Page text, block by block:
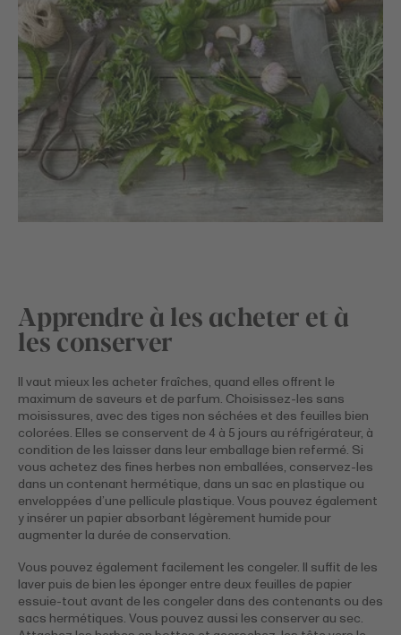
Apprendre à les acheter et à
les conserver
Il vaut mieux les acheter fraîches, quand elles offrent le
maximum de saveurs et de parfum. Choisissez-les sans
moisissures, avec des tiges non séchées et des feuilles bien
colorées. Elles se conservent de 4 à 5 jours au réfrigérateur, à
condition de les laisser dans leur emballage bien refermé. Si
vous achetez des fines herbes non emballées, conservez-les
dans un contenant hermétique, dans un sac en plastique ou
enveloppées d’une pellicule plastique. Vous pouvez également
y insérer un papier absorbant légèrement humide pour
augmenter la durée de conservation.
Vous pouvez également facilement les congeler. Il suffit de les
laver puis de bien les éponger entre deux feuilles de papier
essuie-tout avant de les congeler dans des contenants ou des
sacs hermétiques. Vous pouvez aussi les conserver au sec.